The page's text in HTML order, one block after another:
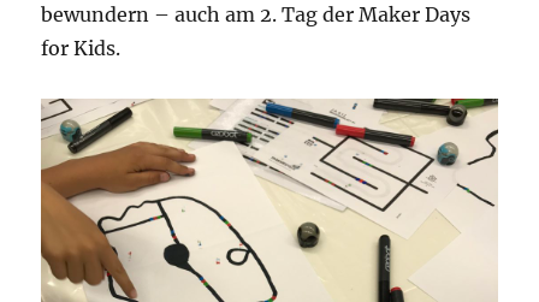
bewundern – auch am 2. Tag der Maker Days
for Kids.